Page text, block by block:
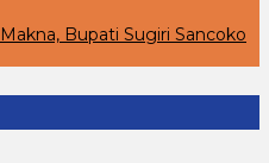
Bupati Sugiri Sancoko